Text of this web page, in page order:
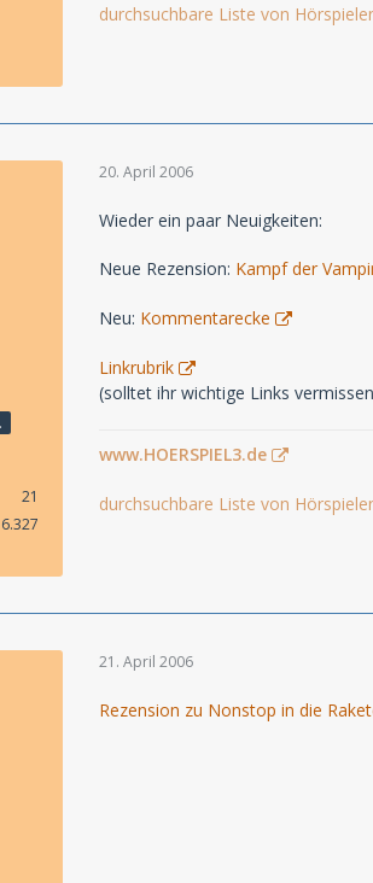
durchsuchbare Liste von
21
20. April 2006
Wieder ein paar Neuigkeiten:
Neue Rezension: Kampf der
Neu: Kommentarecke
Linkrubrik
(solltet ihr wichtige Links
www.HOERSPIEL3.de
durchsuchbare Liste von
21. April 2006
Rezension zu Nonstop in die